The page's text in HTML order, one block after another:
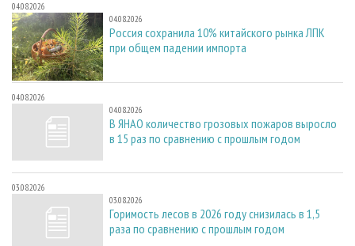
04.08.2026
04.08.2026
Россия сохранила 10% китайского рынка ЛПК
при общем падении импорта
04.08.2026
04.08.2026
В ЯНАО количество грозовых пожаров выросло
в 15 раз по сравнению с прошлым годом
03.08.2026
03.08.2026
Горимость лесов в 2026 году снизилась в 1,5
раза по сравнению с прошлым годом